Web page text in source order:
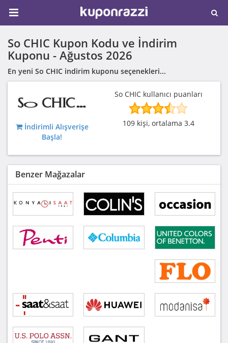
So CHIC Kupon Kodu ve İndirim
Kuponu - Ağustos 2026
En yeni So CHIC indirim kuponu seçenekleri...
İndirimli Alışverişe
Başla!
So CHIC kullanıcı puanları
109 kişi, ortalama 3.4
Benzer Mağazalar